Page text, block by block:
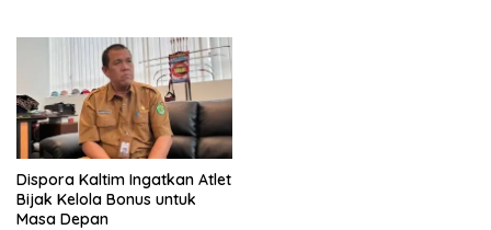
Dispora Kaltim Ingatkan Atlet
Bijak Kelola Bonus untuk
Masa Depan